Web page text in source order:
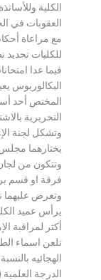
الكلية
العقوبات في
مع مراعاة أحكام
للكليات تحديد
فيما عدا
البكالوريوس
المختص أحد
التحريرية
وتشكل لجنة
يختارهما
وتتكون من
فرقة او قسم
وتعرض عليهما
يرأس عميد
أكثر لمراقبة
تلعن اسماء
الهجائيه
الدرجة العلمية